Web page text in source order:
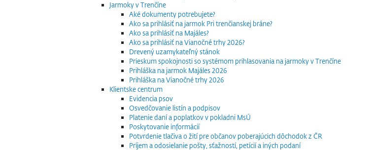
Jarmoky v Trenčíne
Aké dokumenty potrebujete?
Ako sa prihlásiť na jarmok Pri trenčianskej bráne?
Ako sa prihlásiť na Majáles?
Ako sa prihlásiť na Vianočné trhy 2026?
Drevený uzamykateľný stánok
Prieskum spokojnosti so systémom prihlasovania na jarmoky v Trenčíne
Prihláška na jarmok Majáles 2026
Prihláška na Vianočné trhy 2026
Klientske centrum
Evidencia psov
Osvedčovanie listín a podpisov
Platenie daní a poplatkov v pokladni MsÚ
Poskytovanie informácií
Potvrdenie tlačiva o žití pre občanov poberajúcich dôchodok z ČR
Príjem a odosielanie pošty, sťažností, petícií a iných podaní